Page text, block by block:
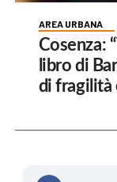
AREA URBANA
Cosenza:
libro di
di fragilità